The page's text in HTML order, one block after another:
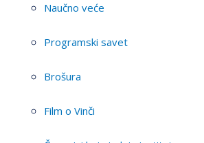
Naučno veće
Programski savet
Brošura
Film o Vinči